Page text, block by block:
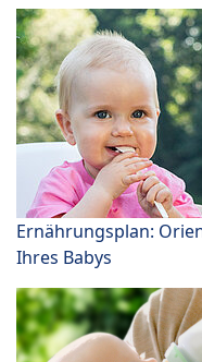
Ernährungsplan:
Ihres Babys